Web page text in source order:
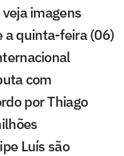
imagens
a quinta-feira (06)
com
por Thiago
Luís são